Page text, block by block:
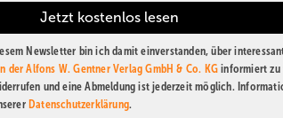
Newsletter bin ich damit einverstanden, über
der Alfons W. Gentner Verlag GmbH & Co. KG informiert zu
und eine Abmeldung ist jederzeit möglich.
Datenschutzerklärung.